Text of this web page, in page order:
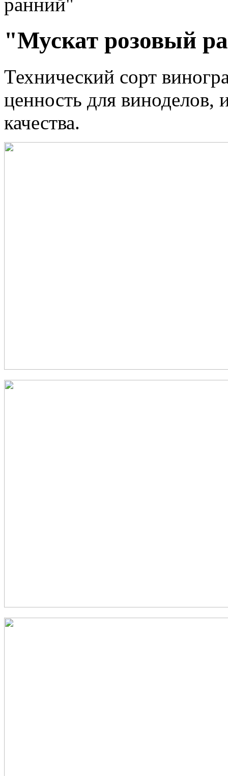
"Мускат розовый
Технический сорт
ценность для виноделов,
качества.